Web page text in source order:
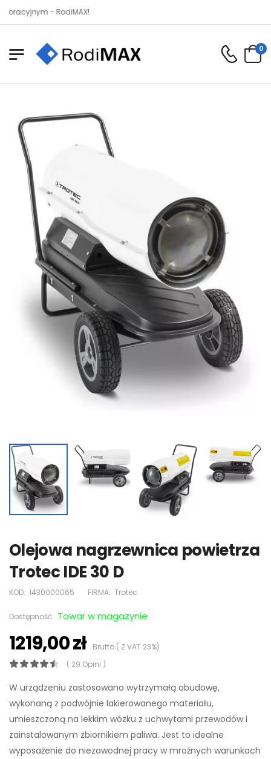
- RodiMAX!
0
Olejowa nagrzewnica powietrza
Trotec IDE 30 D
KOD: 1430000065 FIRMA: Trotec
Dostępność: Towar w magazynie
1219,00 złBrutto ( Z VAT 23%)
( 29 Opini )
W urządzeniu zastosowano wytrzymałą obudowę,
wykonaną z podwójnie lakierowanego materiału,
umieszczoną na lekkim wózku z uchwytami przewodów i
zainstalowanym zbiornikiem paliwa. Jest to idealne
wyposażenie do niezawodnej pracy w mroźnych warunkach